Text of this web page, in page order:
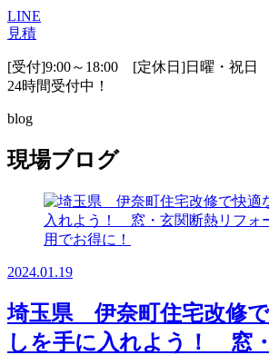
LINE
見積
[受付]9:00～18:00 [定休日]日曜・祝日
24時間受付中！
blog
現場ブログ
2024.01.19
埼玉県 伊奈町住宅改修
しを手に入れよう！ 窓